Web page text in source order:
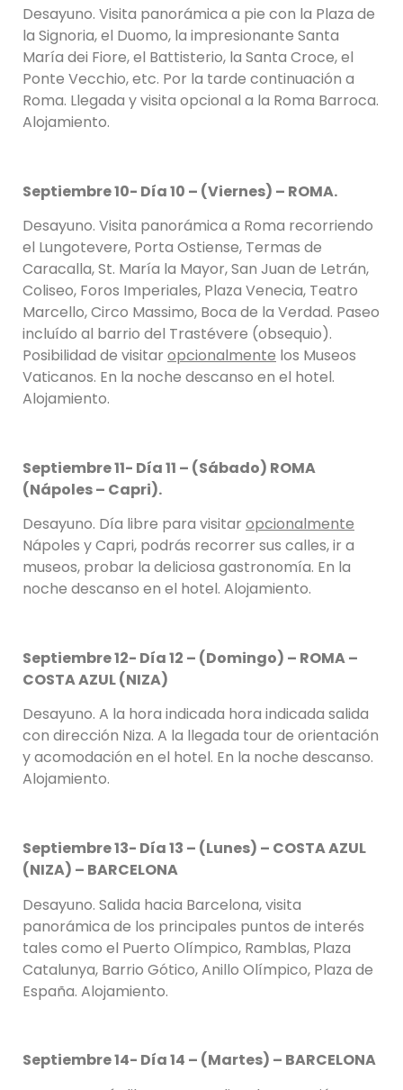
Desayuno. Visita panorámica a pie con la Plaza de
la Signoria, el Duomo, la impresionante Santa
María dei Fiore, el Battisterio, la Santa Croce, el
Ponte Vecchio, etc. Por la tarde continuación a
Roma. Llegada y visita opcional a la Roma Barroca.
Alojamiento.
Septiembre 10- Día 10 – (Viernes) – ROMA.
Desayuno. Visita panorámica a Roma recorriendo
el Lungotevere, Porta Ostiense, Termas de
Caracalla, St. María la Mayor, San Juan de Letrán,
Coliseo, Foros Imperiales, Plaza Venecia, Teatro
Marcello, Circo Massimo, Boca de la Verdad. Paseo
incluído al barrio del Trastévere (obsequio).
Posibilidad de visitar opcionalmente los Museos
Vaticanos. En la noche descanso en el hotel.
Alojamiento.
Septiembre 11- Día 11 – (Sábado) ROMA
(Nápoles – Capri).
Desayuno. Día libre para visitar opcionalmente
Nápoles y Capri, podrás recorrer sus calles, ir a
museos, probar la deliciosa gastronomía. En la
noche descanso en el hotel. Alojamiento.
Septiembre 12- Día 12 – (Domingo) – ROMA –
COSTA AZUL (NIZA)
Desayuno. A la hora indicada hora indicada salida
con dirección Niza. A la llegada tour de orientación
y acomodación en el hotel. En la noche descanso.
Alojamiento.
Septiembre 13- Día 13 – (Lunes) – COSTA AZUL
(NIZA) – BARCELONA
Desayuno. Salida hacia Barcelona, visita
panorámica de los principales puntos de interés
tales como el Puerto Olímpico, Ramblas, Plaza
Catalunya, Barrio Gótico, Anillo Olímpico, Plaza de
España. Alojamiento.
Septiembre 14- Día 14 – (Martes) – BARCELONA